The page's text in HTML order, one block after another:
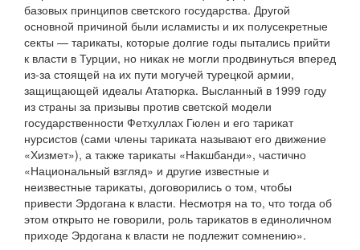
базовых принципов светского государства. Другой
основной причиной были исламисты и их полусекретные
секты — тарикаты, которые долгие годы пытались прийти
к власти в Турции, но никак не могли продвинуться вперед
из-за стоящей на их пути могучей турецкой армии,
защищающей идеалы Ататюрка. Высланный в 1999 году
из страны за призывы против светской модели
государственности Фетхуллах Гюлен и его тарикат
нурсистов (сами члены тариката называют его движение
«Хизмет»), а также тарикаты «Накшбанди», частично
«Национальный взгляд» и другие известные и
неизвестные тарикаты, договорились о том, чтобы
привести Эрдогана к власти. Несмотря на то, что тогда об
этом открыто не говорили, роль тарикатов в единоличном
приходе Эрдогана к власти не подлежит сомнению».